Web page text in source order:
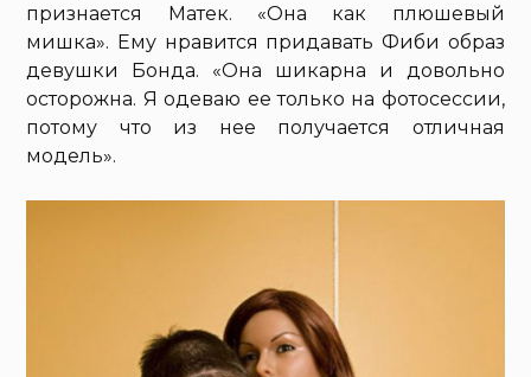
признается Матек. «Она как плюшевый
мишка». Ему нравится придавать Фиби образ
девушки Бонда. «Она шикарна и довольно
осторожна. Я одеваю ее только на фотосессии,
потому что из нее получается отличная
модель».